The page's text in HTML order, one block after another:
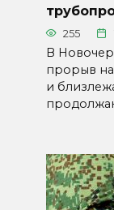
255
В
прорыв
и